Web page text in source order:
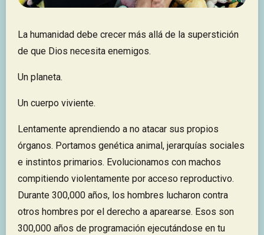
La humanidad debe crecer más allá de la superstición
de que Dios necesita enemigos.
Un planeta.
Un cuerpo viviente.
Lentamente aprendiendo a no atacar sus propios
órganos. Portamos genética animal, jerarquías sociales
e instintos primarios. Evolucionamos con machos
compitiendo violentamente por acceso reproductivo.
Durante 300,000 años, los hombres lucharon contra
otros hombres por el derecho a aparearse. Esos son
300,000 años de programación ejecutándose en tu